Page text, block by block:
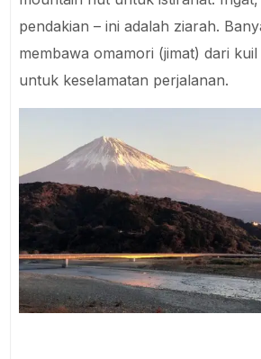
pendakian – ini adalah ziarah.
membawa omamori (jimat) dari
untuk keselamatan perjalanan.